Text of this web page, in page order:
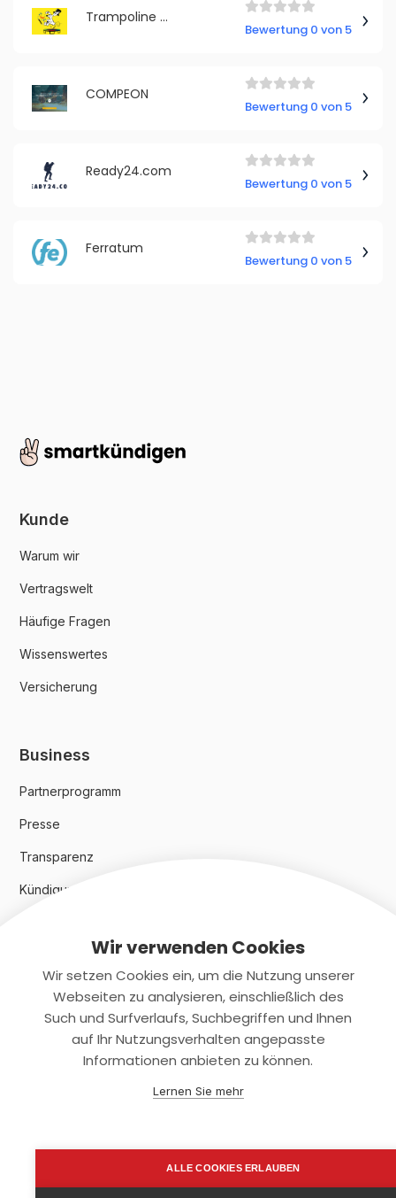
Trampoline Shop
Bewertung 0 von 5
COMPEON
Bewertung 0 von 5
Ready24.com
Bewertung 0 von 5
Ferratum
Bewertung 0 von 5
Kunde
Warum wir
Vertragswelt
Häufige Fragen
Wissenswertes
Versicherung
Business
Partnerprogramm
Presse
Transparenz
Kündigungsindex 2024
Rechtliches
Datenschutz
Wir verwenden Cookies
Wir setzen Cookies ein, um die Nutzung unserer
Webseiten zu analysieren, einschließlich des
Such und Surfverlaufs, Suchbegriffen und Ihnen
auf Ihr Nutzungsverhalten angepasste
Informationen anbieten zu können.
Lernen Sie mehr
ALLE COOKIES ERLAUBEN